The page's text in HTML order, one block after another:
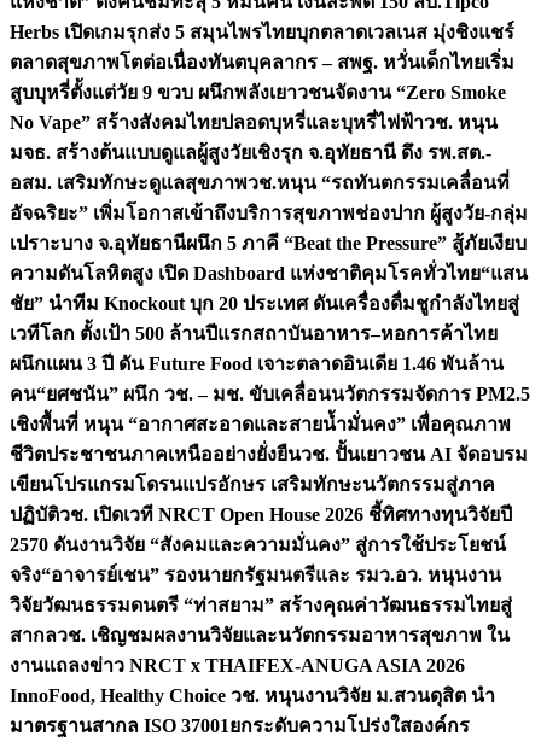
Herbs เปิดเกมรุกส่ง 5 สมุนไพรไทยบุกตลาดเวลเนส มุ่งชิงแชร์
ตลาดสุขภาพโตต่อเนื่องทันตบุคลากร – สพฐ. หวั่นเด็กไทยเริ่ม
สูบบุหรี่ตั้งแต่วัย 9 ขวบ ผนึกพลังเยาวชนจัดงาน “Zero Smoke
No Vape” สร้างสังคมไทยปลอดบุหรี่และบุหรี่ไฟฟ้าวช. หนุน
มจธ. สร้างต้นแบบดูแลผู้สูงวัยเชิงรุก จ.อุทัยธานี ดึง รพ.สต.-
อสม. เสริมทักษะดูแลสุขภาพวช.หนุน “รถทันตกรรมเคลื่อนที่
อัจฉริยะ” เพิ่มโอกาสเข้าถึงบริการสุขภาพช่องปาก ผู้สูงวัย-กลุ่ม
เปราะบาง จ.อุทัยธานีผนึก 5 ภาคี “Beat the Pressure” สู้ภัยเงียบ
ความดันโลหิตสูง เปิด Dashboard แห่งชาติคุมโรคทั่วไทย“แสน
ชัย” นำทีม Knockout บุก 20 ประเทศ ดันเครื่องดื่มชูกำลังไทยสู่
เวทีโลก ตั้งเป้า 500 ล้านปีแรกสถาบันอาหาร–หอการค้าไทย
ผนึกแผน 3 ปี ดัน Future Food เจาะตลาดอินเดีย 1.46 พันล้าน
คน“ยศชนัน” ผนึก วช. – มช. ขับเคลื่อนนวัตกรรมจัดการ PM2.5
เชิงพื้นที่ หนุน “อากาศสะอาดและสายน้ำมั่นคง” เพื่อคุณภาพ
ชีวิตประชาชนภาคเหนืออย่างยั่งยืนวช. ปั้นเยาวชน AI จัดอบรม
เขียนโปรแกรมโดรนแปรอักษร เสริมทักษะนวัตกรรมสู่ภาค
ปฏิบัติวช. เปิดเวที NRCT Open House 2026 ชี้ทิศทางทุนวิจัยปี
2570 ดันงานวิจัย “สังคมและความมั่นคง” สู่การใช้ประโยชน์
จริง“อาจารย์เชน” รองนายกรัฐมนตรีและ รมว.อว. หนุนงาน
วิจัยวัฒนธรรมดนตรี “ท่าสยาม” สร้างคุณค่าวัฒนธรรมไทยสู่
สากลวช. เชิญชมผลงานวิจัยและนวัตกรรมอาหารสุขภาพ ใน
งานแถลงข่าว NRCT x THAIFEX-ANUGA ASIA 2026
InnoFood, Healthy Choice วช. หนุนงานวิจัย ม.สวนดุสิต นำ
มาตรฐานสากล ISO 37001ยกระดับความโปร่งใสองค์กร